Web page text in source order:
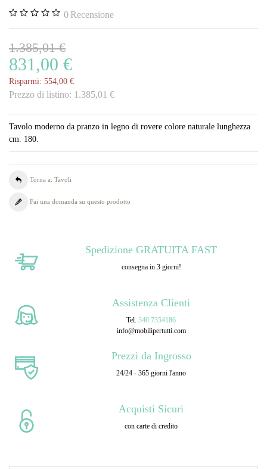
0 Recensione
1.385,01 €
831,00 €
Risparmi: 554,00 €
Prezzo di listino: 1.385,01 €
Tavolo moderno da pranzo in legno di rovere colore naturale lunghezza
cm. 180.
Torna a: Tavoli
Fai una domanda su questo prodotto
Spedizione GRATUITA FAST
consegna in 3 giorni!
Assistenza Clienti
Tel. 340.7354186
info@mobilipertutti.com
Prezzi da Ingrosso
24/24 - 365 giorni l'anno
Acquisti Sicuri
con carte di credito